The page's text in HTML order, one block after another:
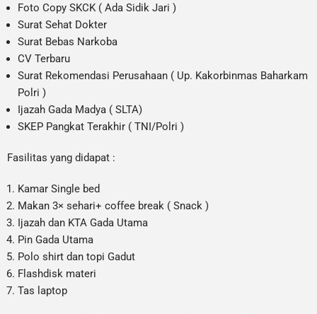
Foto Copy SKCK ( Ada Sidik Jari )
Surat Sehat Dokter
Surat Bebas Narkoba
CV Terbaru
Surat Rekomendasi Perusahaan ( Up. Kakorbinmas Baharkam
Polri )
Ijazah Gada Madya ( SLTA)
SKEP Pangkat Terakhir ( TNI/Polri )
Fasilitas yang didapat :
Kamar Single bed
Makan 3× sehari+ coffee break ( Snack )
Ijazah dan KTA Gada Utama
Pin Gada Utama
Polo shirt dan topi Gadut
Flashdisk materi
Tas laptop